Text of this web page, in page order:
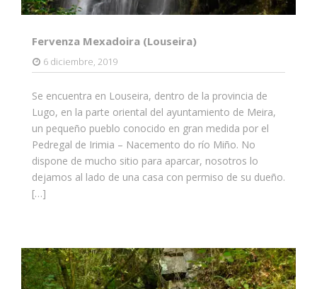
Fervenza Mexadoira (Louseira)
6 diciembre, 2019
Se encuentra en Louseira, dentro de la provincia de
Lugo, en la parte oriental del ayuntamiento de Meira,
un pequeño pueblo conocido en gran medida por el
Pedregal de Irimia – Nacemento do río Miño. No
dispone de mucho sitio para aparcar, nosotros lo
dejamos al lado de una casa con permiso de su dueño.
[…]